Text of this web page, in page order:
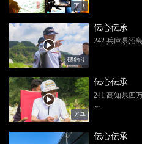
アユ
磯釣り
伝心伝承
242 兵庫県沼
アユ
伝心伝承
241 高知県四
～
伝心伝承